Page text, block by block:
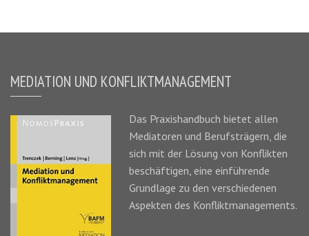
MEDIATION UND KONFLIKTMANAGEMENT
Das Praxishandbuch bietet allen
Mediatoren und Berufsträgern, die
sich mit der Lösung von Konflikten
beschäftigen, eine einführende
Grundlage zu den verschiedenen
Aspekten des Konfliktmanagements.